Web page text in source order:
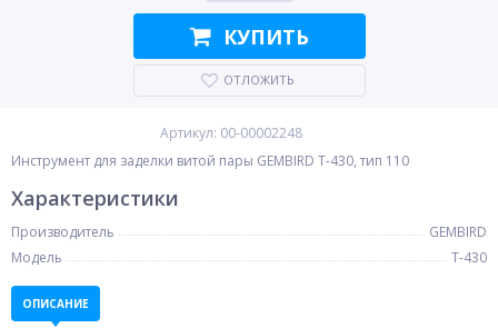
КУПИТЬ
ОТЛОЖИТЬ
Артикул: 00-00002248
Инструмент для заделки витой пары GEMBIRD T-430, тип 110
Характеристики
Производитель
GEMBIRD
Модель
T-430
ОПИСАНИЕ